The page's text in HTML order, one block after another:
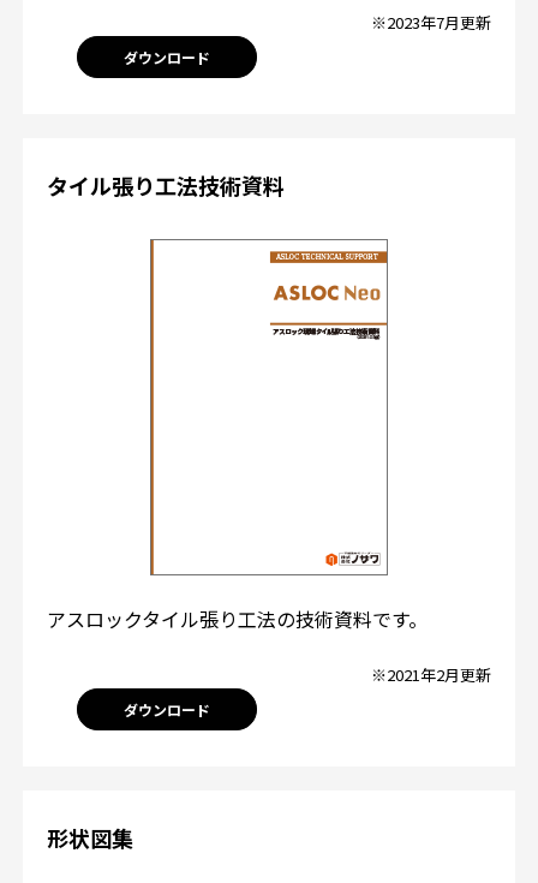
※2023年7月更新
ダウンロード
タイル張り工法技術資料
アスロックタイル張り工法の技術資料です。
※2021年2月更新
ダウンロード
形状図集